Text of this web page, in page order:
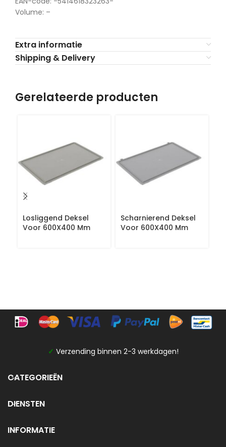
Volume: –
Extra informatie
Shipping & Delivery
Gerelateerde producten
Losliggend Deksel
Voor 600X400 Mm
Scharnierend Deksel
Voor 600X400 Mm
✓ Verzending binnen 2-3 werkdagen!
CATEGORIEËN
DIENSTEN
INFORMATIE